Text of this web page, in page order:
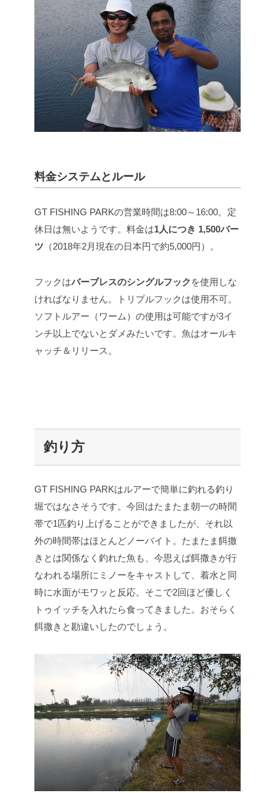
料金システムとルール
GT FISHING PARKの営業時間は8:00～16:00。定
休日は無いようです。料金は1人につき 1,500バー
ツ （2018年2月現在の日本円で約5,000円）。
フックはバーブレスのシングルフック を使用しな
ければなりません。トリプルフックは使用不可。
ソフトルアー（ワーム）の使用は可能ですが3イ
ンチ以上でないとダメみたいです。魚はオールキ
ャッチ＆リリース。
釣り方
GT FISHING PARKはルアーで簡単に釣れる釣り
堀ではなさそうです。今回はたまたま朝一の時間
帯で1匹釣り上げることができましたが、それ以
外の時間帯はほとんどノーバイト。たまたま餌撒
きとは関係なく釣れた魚も、今思えば餌撒きが行
なわれる場所にミノーをキャストして、着水と同
時に水面がモワッと反応。そこで2回ほど優しく
トゥイッチを入れたら食ってきました。おそらく
餌撒きと勘違いしたのでしょう。